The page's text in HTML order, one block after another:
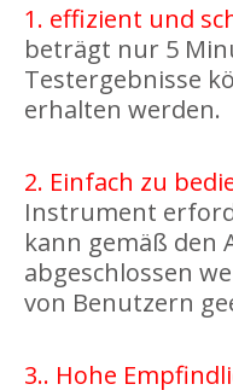
1. effizient und
beträgt nur 5
Testergebnisse
erhalten werden.
2. Einfach zu
Instrument
kann gemäß den
abgeschlossen
von Benutzern
3.. Hohe